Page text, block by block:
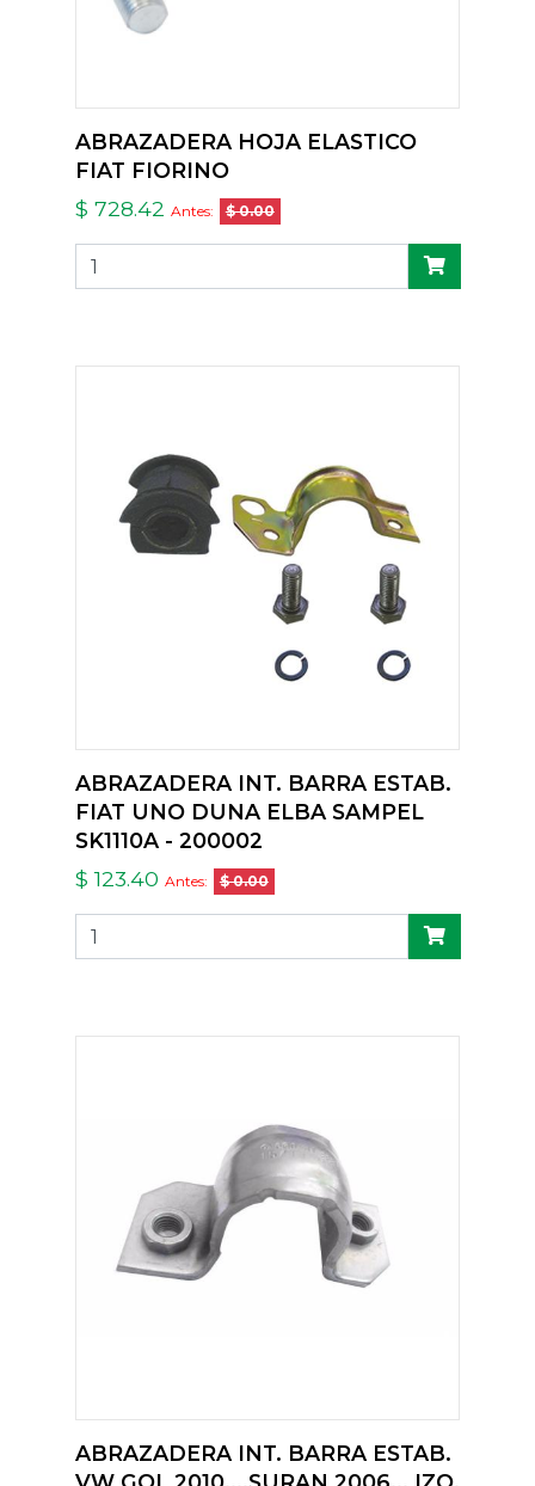
ABRAZADERA HOJA ELASTICO
FIAT FIORINO
$ 728.42 Antes: $ 0.00
ABRAZADERA INT. BARRA ESTAB.
FIAT UNO DUNA ELBA SAMPEL
SK1110A - 200002
$ 123.40 Antes: $ 0.00
ABRAZADERA INT. BARRA ESTAB.